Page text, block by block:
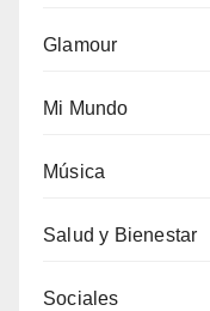
Glamour
Mi Mundo
Música
Salud y Bienestar
Sociales